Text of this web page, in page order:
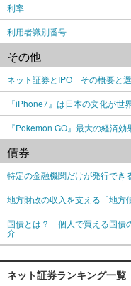
利率
利用者識別番号
その他
ネット証券とIPO その概要と
『iPhone7』は日本の文化が世
『Pokemon GO』最大の経済効
債券
特定の金融機関だけが発行でき
地方財政の収入を支える「地方
国債とは？ 個人で買える国債
介
ネット証券ランキング一覧